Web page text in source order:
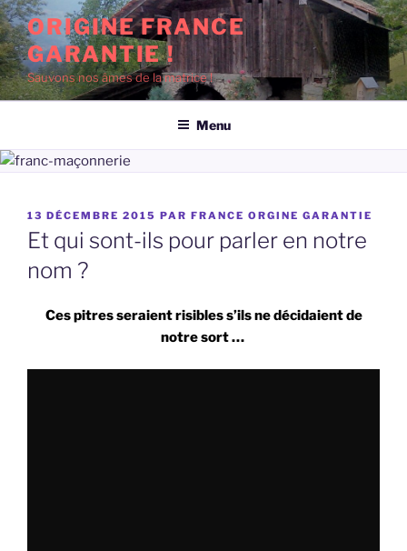
Aller
au
contenu
principal
ORIGINE FRANCE
GARANTIE !
Sauvons nos âmes de la matrice !
Menu
PUBLIÉ
LE
13 DÉCEMBRE 2015 PAR FRANCE ORGINE GARANTIE
Et qui sont-ils pour parler en notre
nom ?
Ces pitres seraient risibles s’ils ne décidaient de
notre sort …